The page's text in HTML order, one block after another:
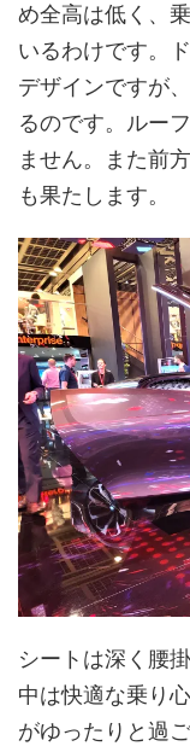
め全高は低く、
いるわけです。
デザインですが
るのです。ルー
ません。また前
も果たします。
シートは深く腰
中は快適な乗り
がゆったりと過